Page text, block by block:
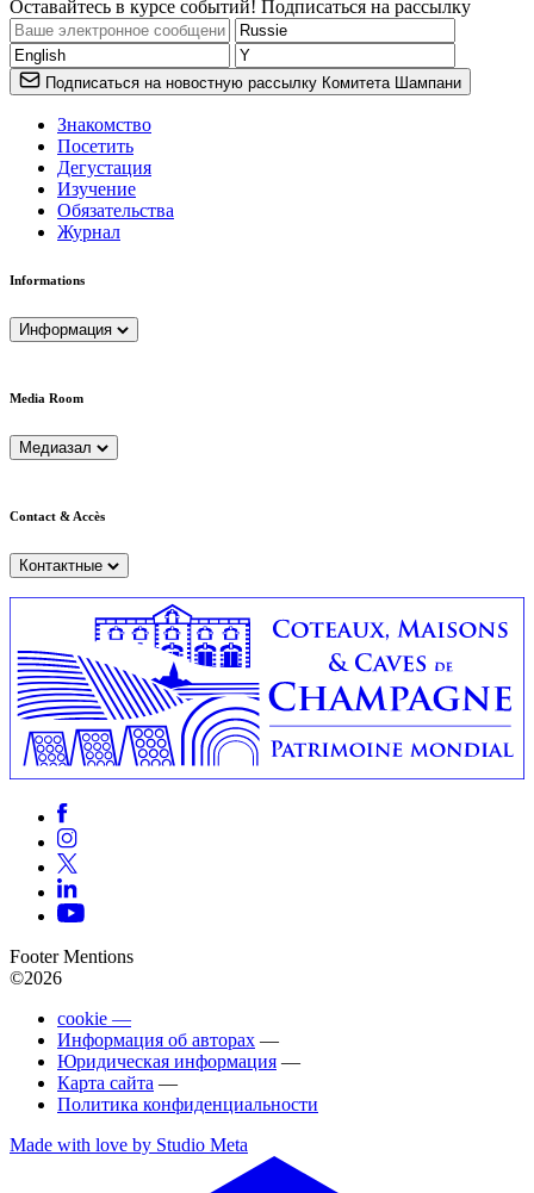
Оставайтесь в курсе событий! Подписаться на рассылку
Подписаться на новостную рассылку Комитета Шампани
Знакомство
Посетить
Дегустация
Изучение
Обязательства
Журнал
Informations
Информация
Media Room
Медиазал
Contact & Accès
Контактные
Footer Mentions
©2026
cookie —
Информация об авторах —
Юридическая информация —
Карта сайта —
Политика конфиденциальности
Made with love by Studio Meta